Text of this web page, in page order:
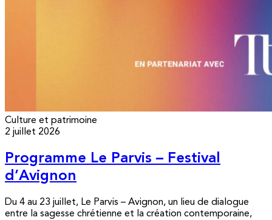
Culture et patrimoine
2 juillet 2026
Programme Le Parvis – Festival
d’Avignon
Du 4 au 23 juillet, Le Parvis – Avignon, un lieu de dialogue
entre la sagesse chrétienne et la création contemporaine,